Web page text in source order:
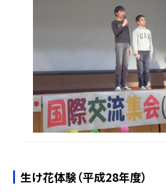
生け花体験（平成28年度）